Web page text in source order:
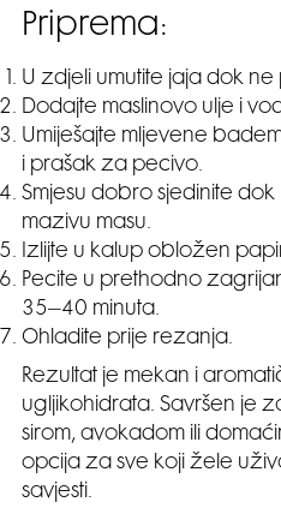
Priprema:
U zdjeli umutite jaja dok ne
Dodajte maslinovo ulje i
Umiješajte mljevene
i prašak za pecivo.
Smjesu dobro sjedinite
mazivu masu.
Izlijte u kalup obložen
Pecite u prethodno
35–40 minuta.
Ohladite prije rezanja.
Rezultat je mekan i
ugljikohidrata. Savršen je
sirom, avokadom ili
opcija za sve koji žele
savjesti.